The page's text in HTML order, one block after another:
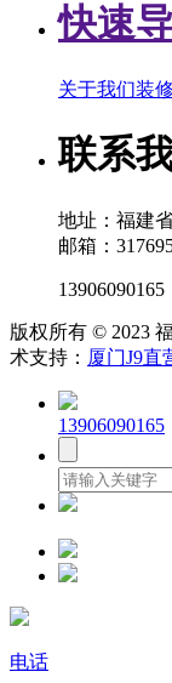
快速
关于我们装
联系
地址：福建
邮箱：
13906090165
版权所有 © 2023
术支持： 厦门J9直
13906090165
电话